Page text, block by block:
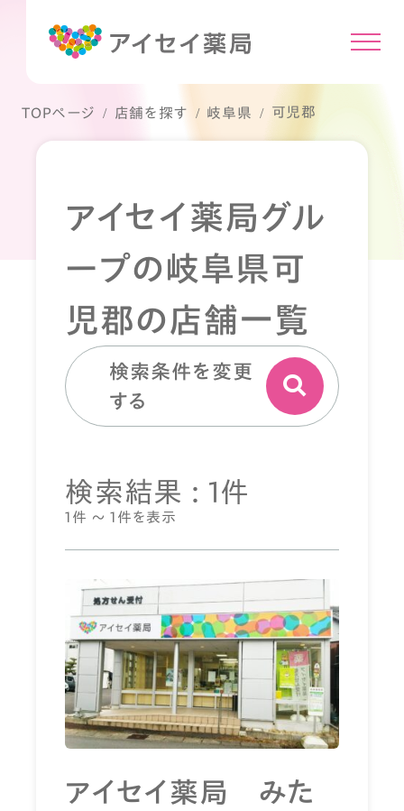
TOPページ 店舗を探す 岐阜県 可児郡
アイセイ薬局グル
ープの岐阜県可
児郡の店舗一覧
検索条件を変更
する
検索結果 : 1件
1件 ～ 1件を表示
アイセイ薬局 みた